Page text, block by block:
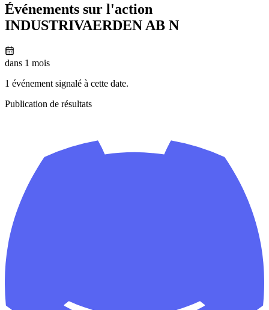
Événements sur l'action
INDUSTRIVAERDEN AB N
dans 1 mois
1 événement signalé à cette date.
Publication de résultats